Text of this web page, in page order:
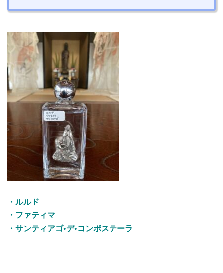
・ルルド
・ファティマ
・サンティアゴ•デ•コンポステーラ